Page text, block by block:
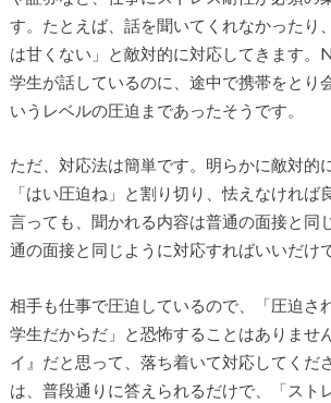
す。たとえば、話を聞いてくれなかったり
は甘くない」と敵対的に対応してきます。
学生が話しているのに、途中で携帯をとり
いうレベルの圧迫まであったそうです。
ただ、対応法は簡単です。明らかに敵対的
「はい圧迫ね」と割り切り、怯えなければ
言っても、聞かれる内容は普通の面接と同
通の面接と同じように対応すればいいだけ
相手も仕事で圧迫しているので、「圧迫さ
学生だからだ」と恐怖することはありませ
イ』だと思って、落ち着いて対応してくだ
は、普段通りに答えられるだけで、「スト